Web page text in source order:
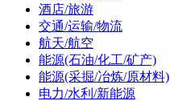
酒店/旅游
交通/运输/物流
航天/航空
能源(石油/化工/矿产)
能源(采掘/冶炼/原材料)
电力/水利/新能源